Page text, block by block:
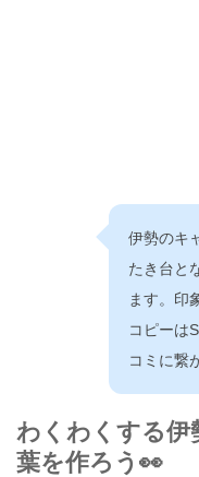
伊勢のキ
たき台と
ます。印
コピーは
コミに繋
わくわくする伊
葉を作ろう👀